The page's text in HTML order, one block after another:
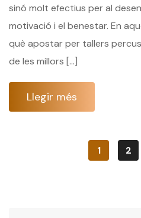
sinó molt efectius per al
motivació i el benestar. En
què apostar per tallers
de les millors […]
Llegir més
1 2